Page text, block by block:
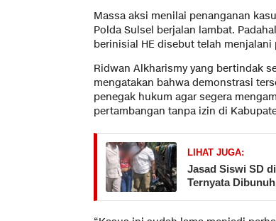
Massa aksi menilai penanganan
Polda Sulsel berjalan lambat.
berinisial HE disebut telah
Ridwan Alkharismy yang bertindak
mengatakan bahwa demonstrasi
penegak hukum agar segera
pertambangan tanpa izin di
LIHAT JUGA:
Jasad Siswi SD
Ternyata